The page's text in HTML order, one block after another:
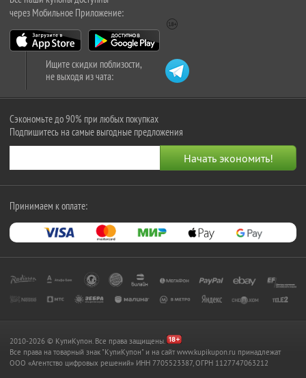
через Мобильное Приложение:
Ищите скидки поблизости,
не выходя из чата:
Сэкономьте до 90% при любых покупках
Подпишитесь на самые выгодные предложения
Принимаем к оплате:
2010-2026 © КупиКупон. Все права защищены.
Все права на товарный знак "КупиКупон" и на сайт www.kupikupon.ru принадлежат
OOO «Агентство цифровых решений» ИНН 7705523387, ОГРН 1127747063212